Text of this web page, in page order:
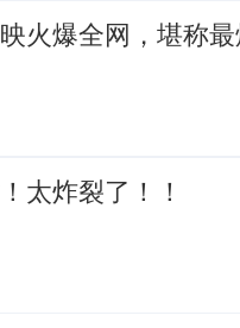
火爆全网，堪称
太炸裂了！！